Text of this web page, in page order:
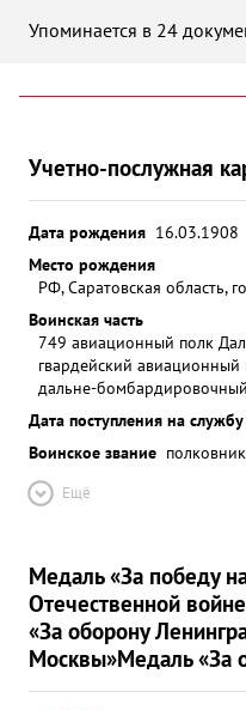
Упоминается в 24
Учетно-послужная
Дата рождения 16.03.1908
Место рождения
РФ, Саратовская область,
Воинская часть
749 авиационный полк
гвардейский авиационный
дальне-
Дата поступления на службу
Воинское звание полковник
Ещё
Медаль «За победу
Отечественной
«За оборону
Москвы»Медаль «За